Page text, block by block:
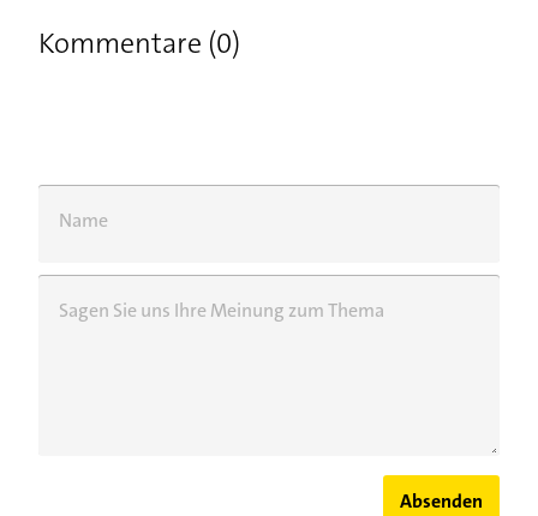
Kommentare (0)
Name
Sagen Sie uns Ihre Meinung zum Thema
Absenden